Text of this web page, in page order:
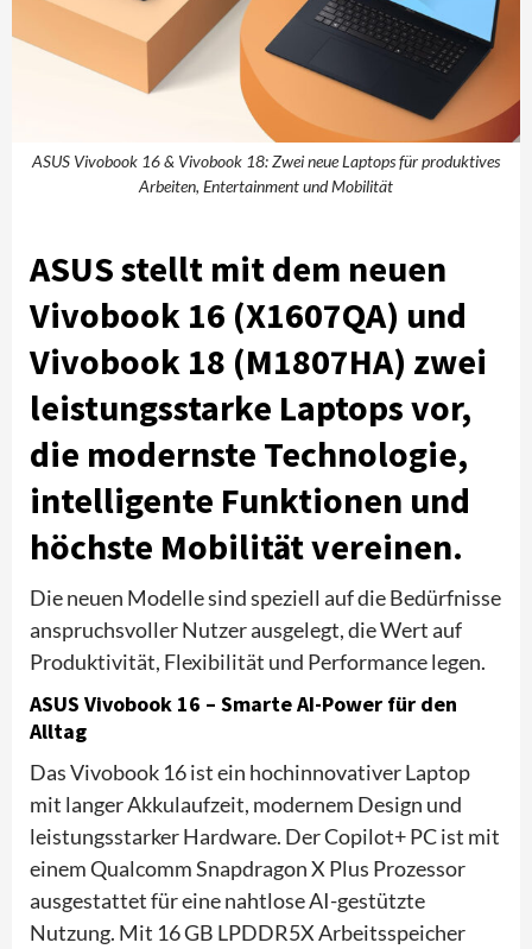
ASUS Vivobook 16 & Vivobook 18: Zwei neue Laptops für produktives
Arbeiten, Entertainment und Mobilität
ASUS stellt mit dem neuen
Vivobook 16 (X1607QA) und
Vivobook 18 (M1807HA) zwei
leistungsstarke Laptops vor,
die modernste Technologie,
intelligente Funktionen und
höchste Mobilität vereinen.
Die neuen Modelle sind speziell auf die Bedürfnisse
anspruchsvoller Nutzer ausgelegt, die Wert auf
Produktivität, Flexibilität und Performance legen.
ASUS Vivobook 16 – Smarte AI-Power für den
Alltag
Das Vivobook 16 ist ein hochinnovativer Laptop
mit langer Akkulaufzeit, modernem Design und
leistungsstarker Hardware. Der Copilot+ PC ist mit
einem Qualcomm Snapdragon X Plus Prozessor
ausgestattet für eine nahtlose AI-gestützte
Nutzung. Mit 16 GB LPDDR5X Arbeitsspeicher